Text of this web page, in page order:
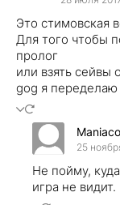
Это стимовская
Для того чтобы
пролог
или взять сейвы
gog я переделаю
25
Не пойму,
игра не видит.